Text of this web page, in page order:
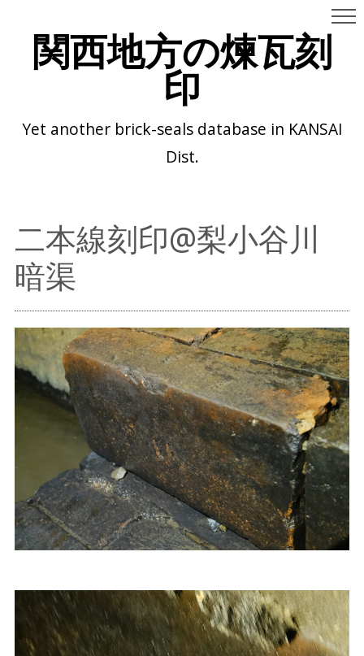
関西地方の煉瓦刻
印
Yet another brick-seals database in KANSAI
Dist.
二本線刻印@梨小谷川
暗渠